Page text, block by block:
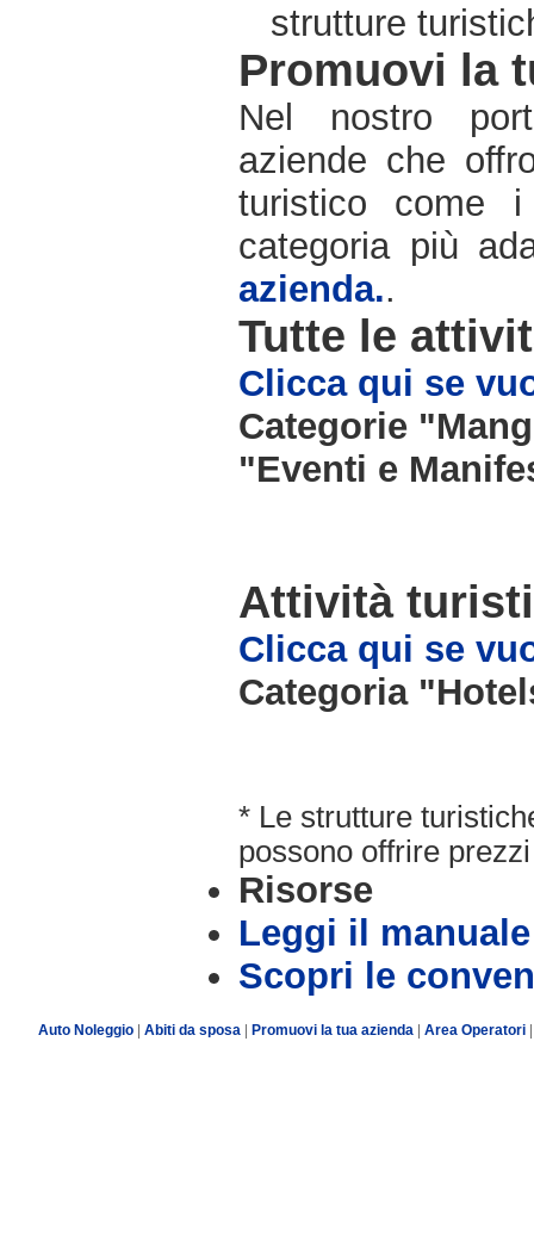
strutture
Promuovi la
Nel nostro
aziende che
turistico come
categoria più
azienda..
Tutte le
Clicca qui se
Categorie
"Eventi e
Attività
Clicca qui se
Categoria
* Le strutture
possono offrire
Risorse
Leggi il manuale
Scopri le
Auto Noleggio| Abiti da sposa| Promuovi la tua azienda Area Operatori